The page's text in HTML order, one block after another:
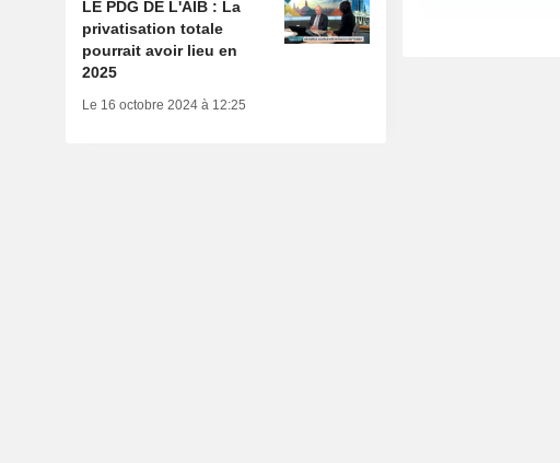
LE PDG DE L'AIB : La
privatisation totale
pourrait avoir lieu en
2025
Le 16 octobre 2024 à 12:25